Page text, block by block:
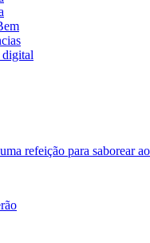
refeição para saborear